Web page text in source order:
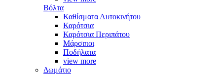
Βόλτα
Καθίσματα Αυτοκινήτου
Καρότσια
Καρότσια Περιπάτου
Μάρσιποι
Ποδήλατα
view more
Δωμάτιο